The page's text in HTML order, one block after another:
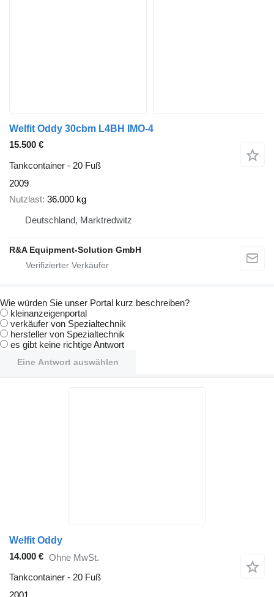
Welfit Oddy 30cbm L4BH IMO-4
15.500 €
Tankcontainer - 20 Fuß
2009
Nutzlast 36.000 kg
Deutschland, Marktredwitz
R&A Equipment-Solution GmbH
Wie würden Sie unser Portal kurz beschreiben?
kleinanzeigenportal
verkäufer von Spezialtechnik
hersteller von Spezialtechnik
es gibt keine richtige Antwort
Eine Antwort auswählen
Welfit Oddy
14.000 € Ohne MwSt.
Tankcontainer - 20 Fuß
2001